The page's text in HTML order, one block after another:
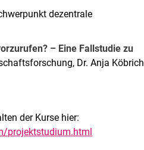
dezentrale
– Eine Fallstudie zu
Dr. Anja Köbrich
der Kurse hier:
projektstudium.html